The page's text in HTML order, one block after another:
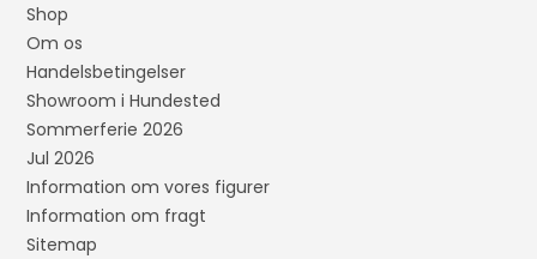
Shop
Om os
Handelsbetingelser
Showroom i Hundested
Sommerferie 2026
Jul 2026
Information om vores figurer
Information om fragt
Sitemap